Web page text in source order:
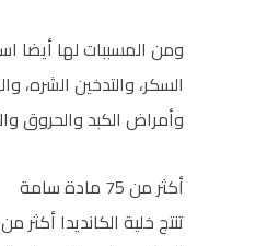
ومن المسببات لها أيضا
السكر، والتدخين الشره،
وأمراض الكبد والحروق
أكثر من 75 مادة سامة